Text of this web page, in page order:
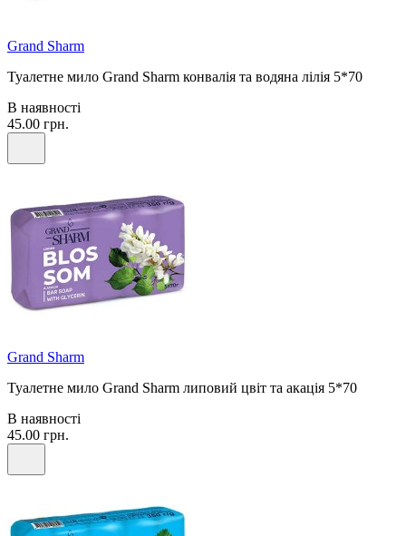
Grand Sharm
Туалетне мило Grand Sharm конвалія та водяна лілія 5*70
В наявності
45.00 грн.
Grand Sharm
Туалетне мило Grand Sharm липовий цвіт та акація 5*70
В наявності
45.00 грн.